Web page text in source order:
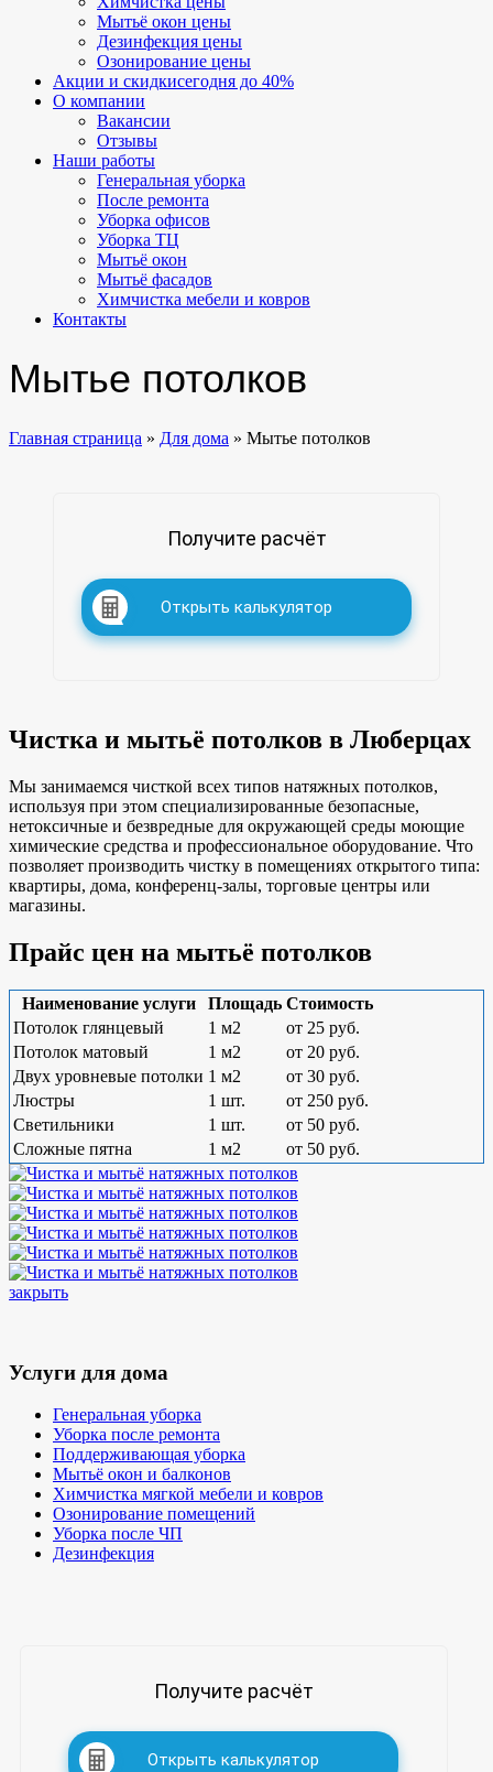
Мытьё окон цены
Дезинфекция цены
Озонирование цены
Акции и скидкисегодня до 40%
О компании
Вакансии
Отзывы
Наши работы
Генеральная уборка
После ремонта
Уборка офисов
Уборка ТЦ
Мытьё окон
Мытьё фасадов
Химчистка мебели и ковров
Контакты
Мытье потолков
Главная страница » Для дома » Мытье потолков
Получите расчёт
Открыть калькулятор
Чистка и мытьё потолков в Люберцах
Мы занимаемся чисткой всех типов натяжных потолков,
используя при этом специализированные безопасные,
нетоксичные и безвредные для окружающей среды моющие
химические средства и профессиональное оборудование. Что
позволяет производить чистку в помещениях открытого типа:
квартиры, дома, конференц-залы, торговые центры или
магазины.
Прайс цен на мытьё потолков
Наименование услуги Площадь Стоимость
Потолок глянцевый
1 м2
от 25 руб.
Потолок матовый
1 м2
от 20 руб.
Двух уровневые потолки 1 м2
от 30 руб.
Люстры
1 шт.
от 250 руб.
Светильники
1 шт.
от 50 руб.
Сложные пятна
1 м2 от 50 руб.
закрыть
Услуги для дома
Генеральная уборка
Уборка после ремонта
Поддерживающая уборка
Мытьё окон и балконов
Химчистка мягкой мебели и ковров
Озонирование помещений
Уборка после ЧП
Дезинфекция
Получите расчёт
Открыть калькулятор